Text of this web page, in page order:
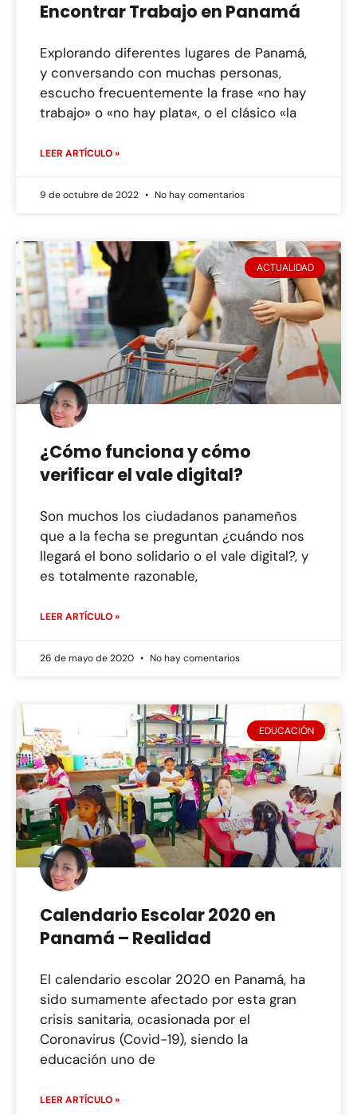
Encontrar Trabajo en Panamá
Explorando diferentes lugares de Panamá,
y conversando con muchas personas,
escucho frecuentemente la frase «no hay
trabajo» o «no hay plata«, o el clásico «la
LEER ARTÍCULO »
9 de octubre de 2022 No hay comentarios
ACTUALIDAD
¿Cómo funciona y cómo
verificar el vale digital?
Son muchos los ciudadanos panameños
que a la fecha se preguntan ¿cuándo nos
llegará el bono solidario o el vale digital?, y
es totalmente razonable,
LEER ARTÍCULO »
26 de mayo de 2020 No hay comentarios
EDUCACIÓN
Calendario Escolar 2020 en
Panamá – Realidad
El calendario escolar 2020 en Panamá, ha
sido sumamente afectado por esta gran
crisis sanitaria, ocasionada por el
Coronavirus (Covid-19), siendo la
educación uno de
LEER ARTÍCULO »